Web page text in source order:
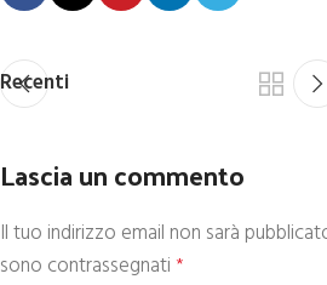
Recenti
Lascia un commento
Il tuo indirizzo email non sarà
sono contrassegnati*